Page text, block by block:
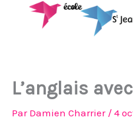
L’anglais
Par Damien Charrier / 4